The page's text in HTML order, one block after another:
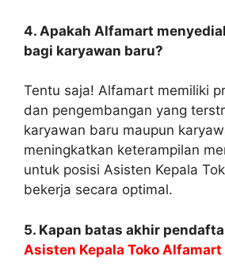
4. Apakah Alfamart
bagi karyawan baru?
Tentu saja! Alfamart memiliki
dan pengembangan yang
karyawan baru maupun
meningkatkan keterampilan
untuk posisi Asisten Kepala
bekerja secara optimal.
5. Kapan batas akhir
Asisten Kepala Toko Alfamart